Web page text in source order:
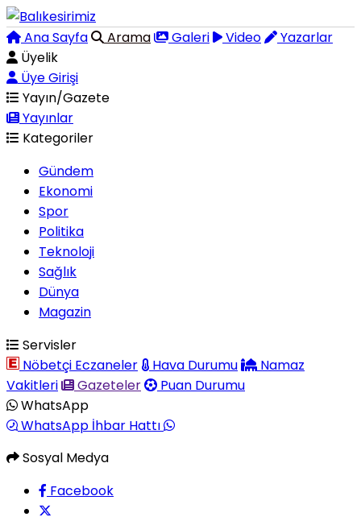
Ana Sayfa Arama Galeri Video
Yazarlar
Üyelik
Üye Girişi
Yayın/Gazete
Yayınlar
Kategoriler
Gündem
Ekonomi
Spor
Politika
Teknoloji
Sağlık
Dünya
Magazin
Servisler
Nöbetçi Eczaneler
Hava Durumu
Namaz
Vakitleri
Gazeteler
Puan Durumu
WhatsApp
WhatsApp İhbar Hattı
Sosyal Medya
Facebook